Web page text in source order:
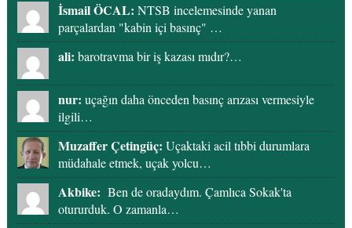
İsmail ÖCAL: NTSB incelemesinde yanan
parçalardan "kabin içi basınç" …
ali: barotravma bir iş kazası mıdır?…
nur: uçağın daha önceden basınç arızası vermesiyle
ilgili…
Muzaffer Çetingüç: Uçaktaki acil tıbbi durumlara
müdahale etmek, uçak yolcu…
Akbike: Ben de oradaydım. Çamlıca Sokak'ta
otururduk. O zamanla…